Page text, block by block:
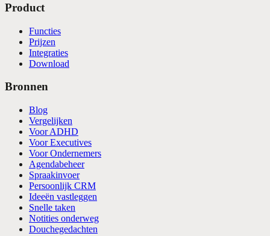
Product
Functies
Prijzen
Integraties
Download
Bronnen
Blog
Vergelijken
Voor ADHD
Voor Executives
Voor Ondernemers
Agendabeheer
Spraakinvoer
Persoonlijk CRM
Ideeën vastleggen
Snelle taken
Notities onderweg
Douchegedachten